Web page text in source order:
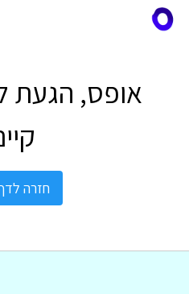
אופס, הגעת
חזרה